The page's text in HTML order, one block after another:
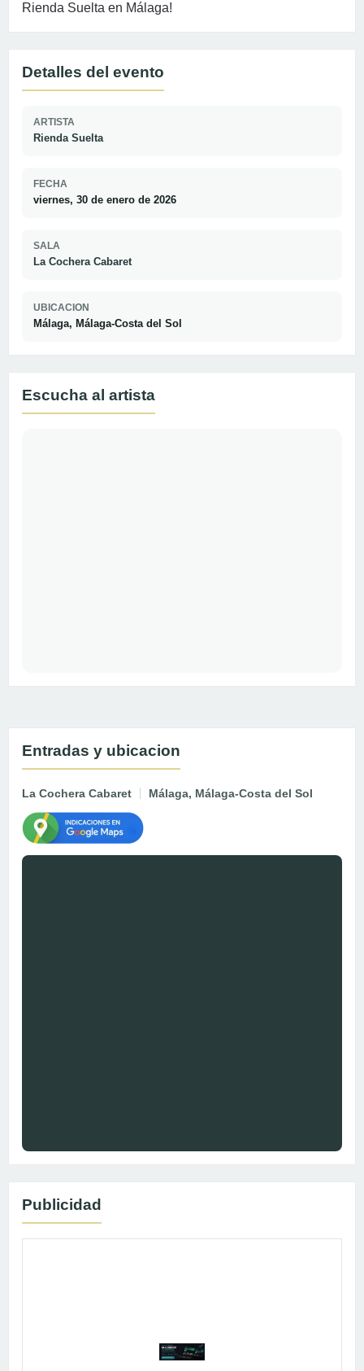
Rienda Suelta en Málaga!
Detalles del evento
ARTISTA
Rienda Suelta
FECHA
viernes, 30 de enero de 2026
SALA
La Cochera Cabaret
UBICACION
Málaga, Málaga-Costa del Sol
Escucha al artista
Entradas y ubicacion
La Cochera Cabaret Málaga, Málaga-Costa del Sol
Publicidad
Publicidad